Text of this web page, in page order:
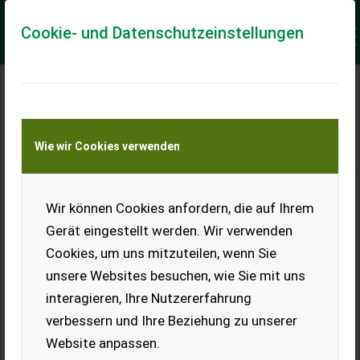
Cookie- und Datenschutzeinstellungen
Wie wir Cookies verwenden
Wir können Cookies anfordern, die auf Ihrem
Gerät eingestellt werden. Wir verwenden
Cookies, um uns mitzuteilen, wenn Sie
unsere Websites besuchen, wie Sie mit uns
interagieren, Ihre Nutzererfahrung
verbessern und Ihre Beziehung zu unserer
Website anpassen.
Meine Transportkostenanfrage
Transport von Land- und Baumaschinen –
KEINE Tiertransporte
Ladeort
Ort